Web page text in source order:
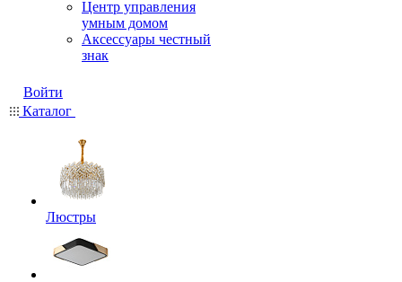
Центр управления
умным домом
Аксессуары честный
знак
Войти
Каталог
Люстры